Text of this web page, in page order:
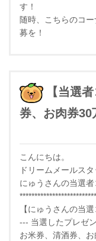
す！
随時、こちらのコ
募を！
【当選
券、お肉券30
こんにちは。
ドリームメールスタ
にゅうさんの当選
【にゅうさんの当選
--- 当選したプレゼ
お米券、清酒券、